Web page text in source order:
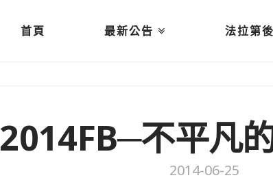
首頁 最新公告 法拉第
2014FB─不平凡
2014-06-25